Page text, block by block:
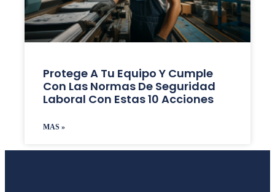
Protege A Tu Equipo Y Cumple
Con Las Normas De Seguridad
Laboral Con Estas 10 Acciones
MAS »